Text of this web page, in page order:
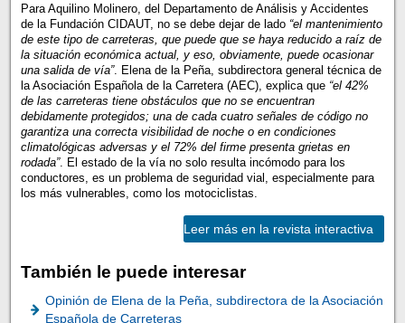
Para Aquilino Molinero, del Departamento de Análisis y Accidentes
de la Fundación CIDAUT, no se debe dejar de lado “el mantenimiento
de este tipo de carreteras, que puede que se haya reducido a raíz de
la situación económica actual, y eso, obviamente, puede ocasionar
una salida de vía”. Elena de la Peña, subdirectora general técnica de
la Asociación Española de la Carretera (AEC), explica que “el 42%
de las carreteras tiene obstáculos que no se encuentran
debidamente protegidos; una de cada cuatro señales de código no
garantiza una correcta visibilidad de noche o en condiciones
climatológicas adversas y el 72% del firme presenta grietas en
rodada”. El estado de la vía no solo resulta incómodo para los
conductores, es un problema de seguridad vial, especialmente para
los más vulnerables, como los motociclistas.
Leer más en la revista interactiva
También le puede interesar
Opinión de Elena de la Peña, subdirectora de la Asociación
Española de Carreteras